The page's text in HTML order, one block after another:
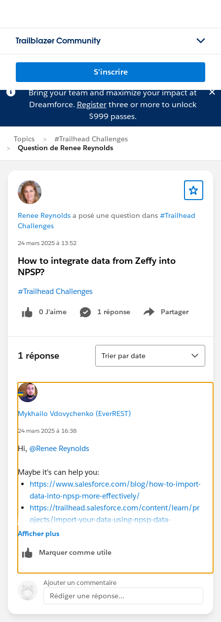
Trailblazer Community
S'inscrire
Bring your team and maximize your impact at
Dreamforce. Registerthree or more to unlock
$999 passes.
Topics
#Trailhead Challenges
Question de Renee Reynolds
Renee Reynolds a posé une question dans #Trailhead
Challenges
24 mars 2025 à 13:52
How to integrate data from Zeffy into
NPSP?
#Trailhead Challenges
0 J’aime 1 réponse Partager
Show menu
1 réponse
Tri
Trier par date
Mykhailo Vdovychenko (EverREST)
24 mars 2025 à 16:38
Hi, @Renee Reynolds
Maybe it's can help you:
https://www.salesforce.com/blog/how-to-import-
data-into-npsp-more-effectively/
https://trailhead.salesforce.com/content/learn/pr
ojects/import-your-data-using-npsp-data-
importer/upload-your-data-into-the-npsp-data-
Sincerely,
Mykhailo Vdovychenko
Bringing Cloud Excellence with
Afficher plus
Marquer comme utile
Ajouter un commentaire
Rédiger une réponse...